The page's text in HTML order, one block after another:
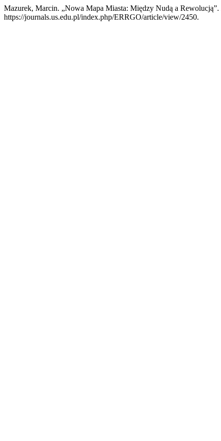
Mazurek, Marcin. „Nowa Mapa Miasta: Między Nudą a Rewolucją”.
https://journals.us.edu.pl/index.php/ERRGO/article/view/2450.